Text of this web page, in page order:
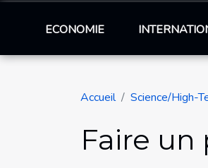
ECONOMIE
Accueil Science/High-
Faire un